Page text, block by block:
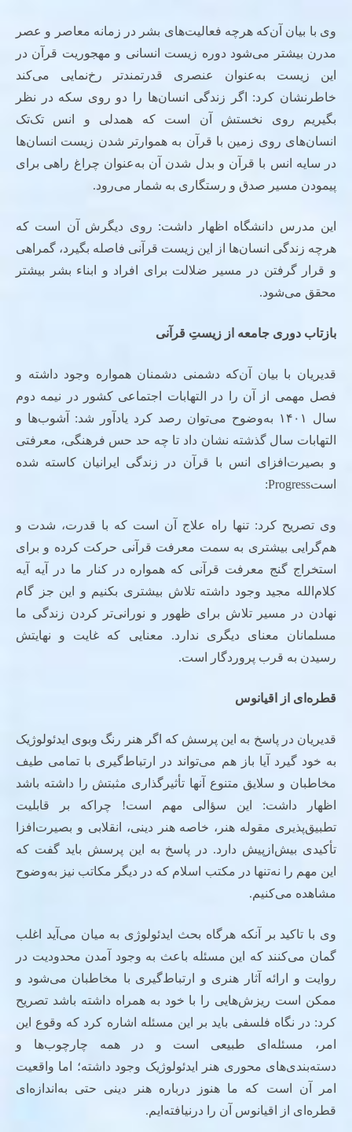
وی با بیان آن‌که هرچه فعالیت‌های بشر در زمانه معاصر و عصر
مدرن بیشتر می‌شود دوره زیست انسانی و مهجوریت قرآن در
این زیست به‌عنوان عنصری قدرتمندتر رخ‌نمایی می‌کند
خاطرنشان کرد: اگر زندگی انسان‌ها را دو روی سکه در نظر
بگیریم روی نخستش آن است که همدلی و انس تک‌تک
انسان‌های روی زمین با قرآن به هموارتر شدن زیست انسان‌ها
در سایه انس با قرآن و بدل شدن آن به‌عنوان چراغ راهی برای
پیمودن مسیر صدق و رستگاری به شمار می‌رود.
این مدرس دانشگاه اظهار داشت: روی دیگرش آن است که
هرچه زندگی انسان‌ها از این زیست قرآنی فاصله بگیرد، گمراهی
و قرار گرفتن در مسیر ضلالت برای افراد و ابناء بشر بیشتر
محقق می‌شود.
بازتاب دوری جامعه از زیستِ قرآنی
قدیریان با بیان آن‌که دشمنی دشمنان همواره وجود داشته و
فصل مهمی از آن را در التهابات اجتماعی کشور در نیمه دوم
سال ۱۴۰۱ به‌وضوح می‌توان رصد کرد یادآور شد: آشوب‌ها و
التهابات سال گذشته نشان داد تا چه حد حس فرهنگی، معرفتی
و بصیرت‌افزای انس با قرآن در زندگی ایرانیان کاسته شده
استProgress:
وی تصریح کرد: تنها راه علاج آن است که با قدرت، شدت و
هم‌گرایی بیشتری به سمت معرفت قرآنی حرکت کرده و برای
استخراج گنج معرفت قرآنی که همواره در کنار ما در آیه آیه
کلام‌الله مجید وجود داشته تلاش بیشتری بکنیم و این جز گام
نهادن در مسیر تلاش برای ظهور و نورانی‌تر کردن زندگی ما
مسلمانان معنای دیگری ندارد. معنایی که غایت و نهایتش
رسیدن به قرب پروردگار است.
قطره ای از اقیانوس
قدیریان در پاسخ به این پرسش که اگر هنر رنگ‌ وبوی ایدئولوژیک
به خود گیرد آیا باز هم می‌تواند در ارتباط‌گیری با تمامی طیف
مخاطبان و سلایق متنوع آنها تأثیرگذاری مثبتش را داشته باشد
اظهار داشت: این سؤالی مهم است! چراکه بر قابلیت
تطبیق‌پذیری مقوله هنر، خاصه هنر دینی، انقلابی و بصیرت‌افزا
تأکیدی بیش‌ازپیش دارد. در پاسخ به این پرسش باید گفت که
این مهم را نه‌تنها در مکتب اسلام که در دیگر مکاتب نیز به‌وضوح
مشاهده می‌کنیم.
وی با تاکید بر آنکه هرگاه بحث ایدئولوژی به میان می‌آید اغلب
گمان می‌کنند که این مسئله باعث به وجود آمدن محدودیت در
روایت و ارائه آثار هنری و ارتباط‌گیری با مخاطبان می‌شود و
ممکن است ریزش‌هایی را با خود به همراه داشته باشد تصریح
کرد: در نگاه فلسفی باید بر این مسئله اشاره کرد که وقوع این
امر، مسئله‌ای طبیعی است و در همه چارچوب‌ها و
دسته‌بندی‌های محوری هنر ایدئولوژیک وجود داشته؛ اما واقعیت
امر آن است که ما هنوز درباره هنر دینی حتی به‌اندازه‌ای
قطره‌ای از اقیانوس آن را درنیافته‌ایم.